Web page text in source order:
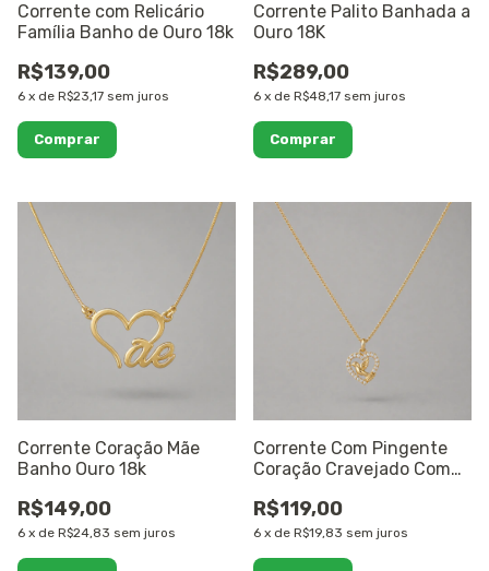
Corrente com Relicário
Família Banho de Ouro 18k
R$139,00
6 x de R$23,17 sem juros
Corrente Palito Banhada a
Ouro 18K
R$289,00
6 x de R$48,17 sem juros
Corrente Coração Mãe
Banho Ouro 18k
R$149,00
6 x de R$24,83 sem juros
Corrente Com Pingente
Coração Cravejado Com
Ouro 18k
R$119,00
6 x de R$19,83 sem juros